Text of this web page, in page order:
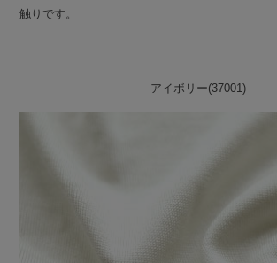
触りです。
アイボリー(37001)